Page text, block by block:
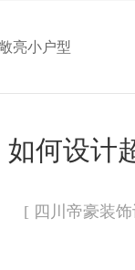
亮小户型
如何设计
[ 四川帝豪装饰